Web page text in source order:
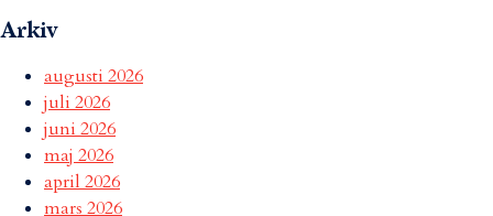
Arkiv
augusti 2026
juli 2026
juni 2026
maj 2026
april 2026
mars 2026